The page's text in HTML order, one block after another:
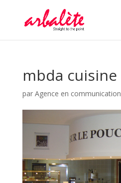
mbda cuisine
par Agence en communication